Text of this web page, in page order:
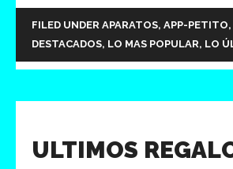
FILED UNDER APARATOS, APP-PETITO,
DESTACADOS, LO MAS POPULAR, LO
ULTIMOS